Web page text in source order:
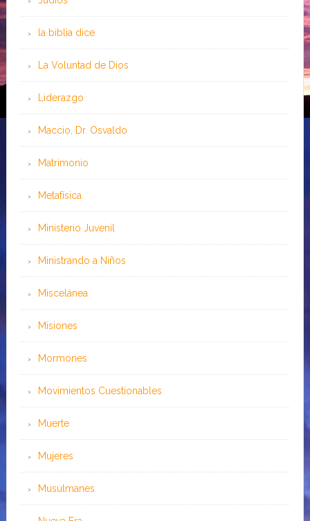
la biblia dice
La Voluntad de Dios
Liderazgo
Maccio, Dr. Osvaldo
Matrimonio
Metafísica
Ministerio Juvenil
Ministrando a Niños
Miscelánea
Misiones
Mormones
Movimientos Cuestionables
Muerte
Mujeres
Musulmanes